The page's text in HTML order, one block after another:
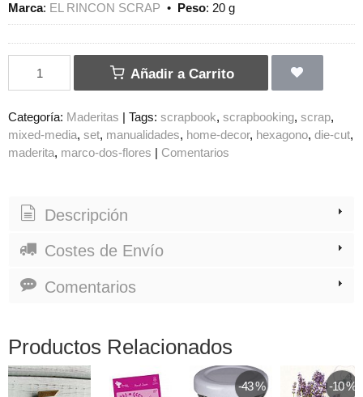
Marca: EL RINCON SCRAP • Peso: 20 g
Añadir a Carrito
Categoría: Maderitas Tags: scrapbook scrapbooking scrap
mixed-media set manualidades home-decor hexagono die-cut
maderita marco-dos-flores Comentarios
Descripción
Costes de Envío
Comentarios
Productos Relacionados
-43 % -10 % -37 %